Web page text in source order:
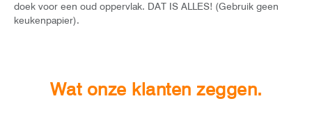
doek voor een oud oppervlak. DAT IS ALLES! (Gebruik geen
keukenpapier).
Wat onze klanten zeggen.